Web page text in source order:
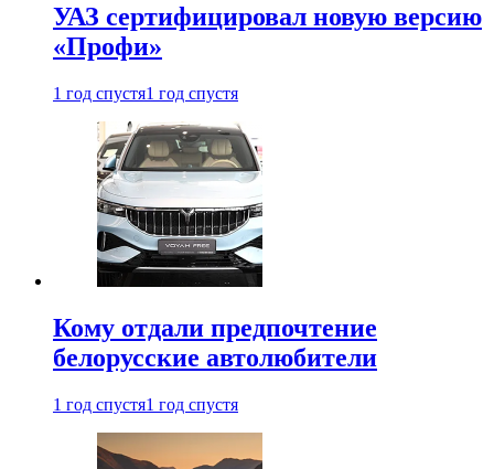
УАЗ сертифицировал новую версию
«Профи»
1 год спустя1 год спустя
Кому отдали предпочтение
белорусские автолюбители
1 год спустя1 год спустя